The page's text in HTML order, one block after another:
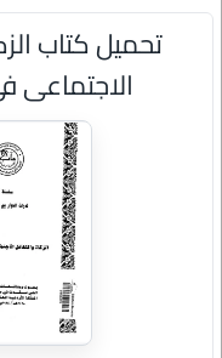
تحميل كتاب
الاجتماعى